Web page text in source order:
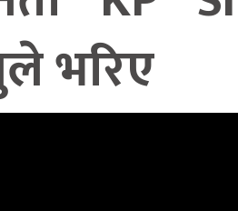
भरिए